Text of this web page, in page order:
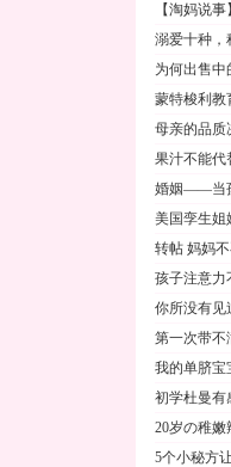
【淘妈说
溺爱十种
为何出售中
蒙特梭利
母亲的品质
果汁不能代
婚姻——当
美国孪生姐
转帖 妈妈
孩子注意力
你所没有见
第一次带不
我的单脐宝
初学杜曼有
20岁の稚嫩
5个小秘方